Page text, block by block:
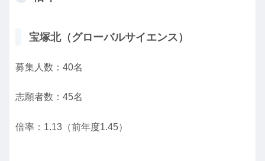
宝塚北（グローバルサイエンス）
募集人数：40名
志願者数：45名
倍率：1.13（前年度1.45）